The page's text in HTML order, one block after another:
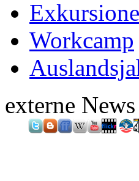
Workcamp
externe News